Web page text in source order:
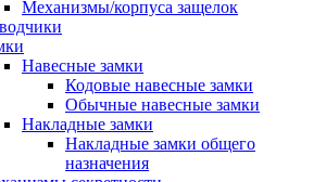
Механизмы/корпуса защелок
Навесные замки
Кодовые навесные замки
Обычные навесные замки
Накладные замки
Накладные замки общего
назначения